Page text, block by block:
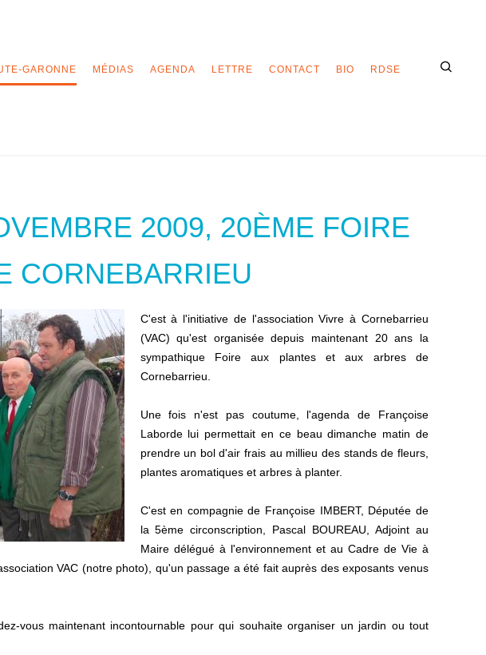
GARONNE MÉDIAS AGENDA LETTRE CONTACT BIO RDSE
2009, 20ÈME FOIRE
CORNEBARRIEU
C'est à l'initiative de l'association Vivre à Cornebarrieu
(VAC) qu'est organisée depuis maintenant 20 ans la
sympathique Foire aux plantes et aux arbres de
Cornebarrieu.
Une fois n'est pas coutume, l'agenda de Françoise
Laborde lui permettait en ce beau dimanche matin de
prendre un bol d'air frais au millieu des stands de fleurs,
plantes aromatiques et arbres à planter.
C'est en compagnie de Françoise IMBERT, Députée de
la 5ème circonscription, Pascal BOUREAU, Adjoint au
Maire délégué à l'environnement et au Cadre de Vie à
VAC (notre photo), qu'un passage a été fait auprès des exposants venus
vous maintenant incontournable pour qui souhaite organiser un jardin ou tout